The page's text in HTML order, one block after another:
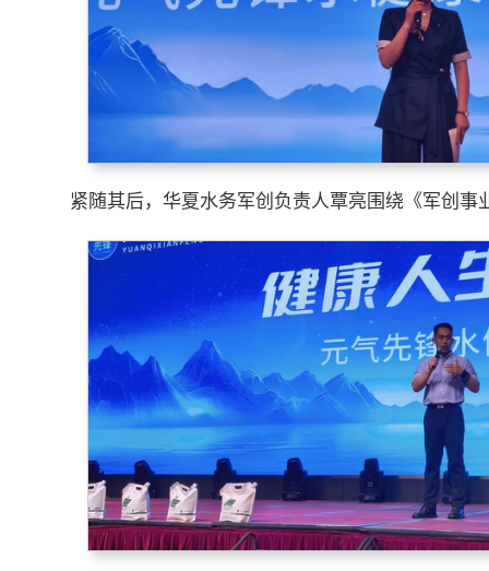
紧随其后，华夏水务军创负责人覃亮围绕《军创事